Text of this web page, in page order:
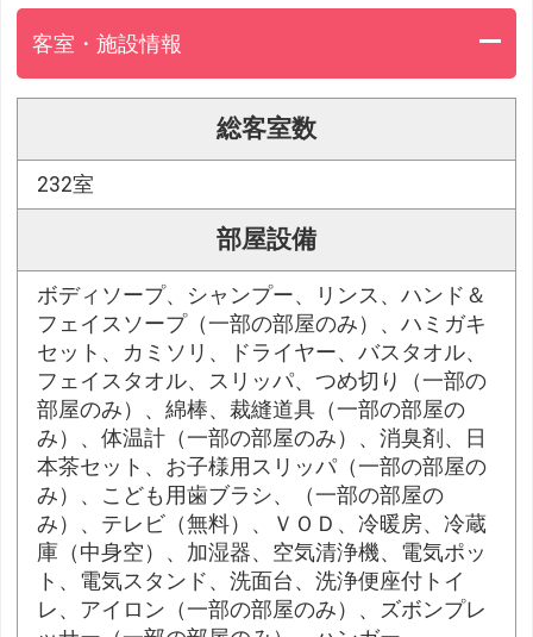
客室・施設情報
総客室数
232室
部屋設備
ボディソープ、シャンプー、リンス、ハンド＆
フェイスソープ（一部の部屋のみ）、ハミガキ
セット、カミソリ、ドライヤー、バスタオル、
フェイスタオル、スリッパ、つめ切り（一部の
部屋のみ）、綿棒、裁縫道具（一部の部屋の
み）、体温計（一部の部屋のみ）、消臭剤、日
本茶セット、お子様用スリッパ（一部の部屋の
み）、こども用歯ブラシ、（一部の部屋の
み）、テレビ（無料）、ＶＯＤ、冷暖房、冷蔵
庫（中身空）、加湿器、空気清浄機、電気ポッ
ト、電気スタンド、洗面台、洗浄便座付トイ
レ、アイロン（一部の部屋のみ）、ズボンプレ